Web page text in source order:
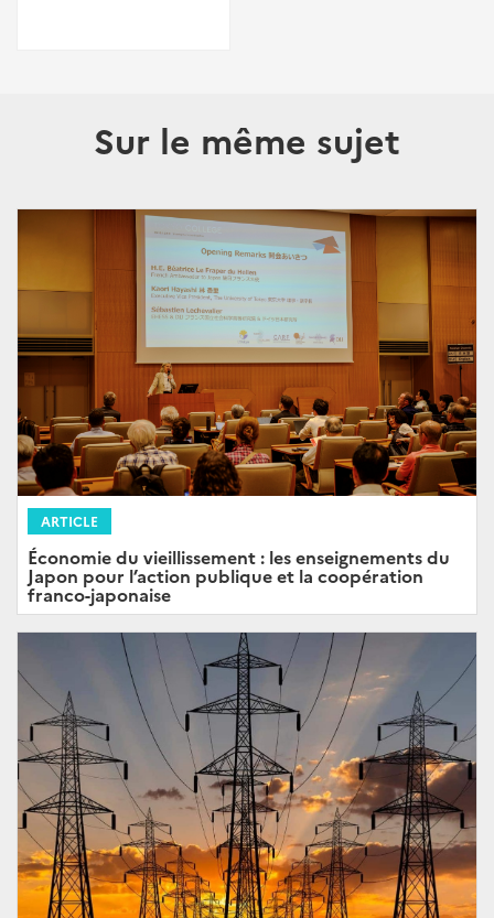
Sur le même sujet
ARTICLE
Économie du vieillissement : les enseignements du
Japon pour l’action publique et la coopération
franco-japonaise